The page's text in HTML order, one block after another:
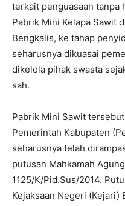
terkait penguasaan tanpa
Pabrik Mini Kelapa Sawit
Bengkalis, ke tahap
seharusnya dikuasai
dikelola pihak swasta
sah.
Pabrik Mini Sawit
Pemerintah Kabupaten
seharusnya telah
putusan Mahkamah
1125/K/Pid.Sus/2014.
Kejaksaan Negeri (Kejari)